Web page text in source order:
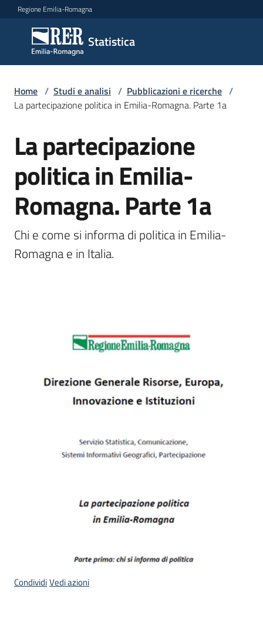
Vai al contenuto
Vai alla navigazione
Vai al footer
Regione Emilia-Romagna
Statistica
Statistica
Novità
Dati
Studi
e
analisi
Menu selezionato
Statistiche
per
Home / Studi e analisi / Pubblicazioni e ricerche /
La partecipazione politica in Emilia-Romagna. Parte 1a
Salta al contenuto
La partecipazione
politica in Emilia-
Romagna. Parte 1a
Chi e come si informa di politica in Emilia-
Romagna e in Italia.
CondividiVedi azioni